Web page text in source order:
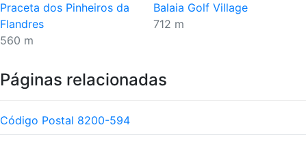
Praceta dos Pinheiros da
Flandres
560 m
Balaia Golf Village
712 m
Páginas relacionadas
Código Postal 8200-594